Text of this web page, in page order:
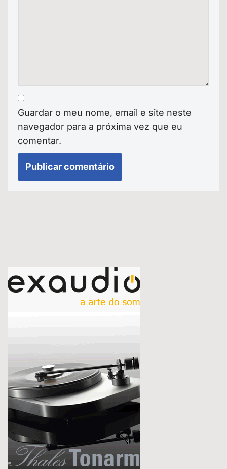
Guardar o meu nome, email e site neste
navegador para a próxima vez que eu
comentar.